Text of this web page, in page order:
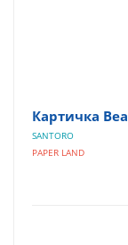
Картичка
SANTORO
PAPER LAND